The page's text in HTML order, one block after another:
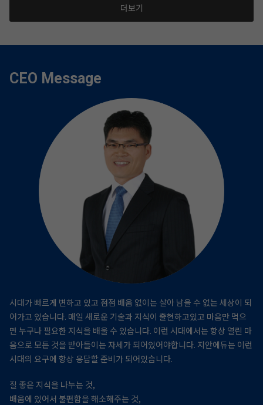
더보기
CEO Message
시대가 빠르게 변하고 있고 점점 배움 없이는 살아 남을 수 없는 세상이 되
어가고 있습니다. 매일 새로운 기술과 지식이 출현하고있고 마음만 먹으
면 누구나 필요한 지식을 배울 수 있습니다. 이런 시대에서는 항상 열린 마
음으로 모든 것을 받아들이는 자세가 되어있어야합니다. 지안에듀는 이런
시대의 요구에 항상 응답할 준비가 되어있습니다.
질 좋은 지식을 나누는 것,
배움에 있어서 불편함을 해소해주는 것,